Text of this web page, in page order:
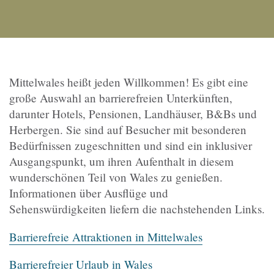
Mittelwales heißt jeden Willkommen! Es gibt eine
große Auswahl an barrierefreien Unterkünften,
darunter Hotels, Pensionen, Landhäuser, B&Bs und
Herbergen. Sie sind auf Besucher mit besonderen
Bedürfnissen zugeschnitten und sind ein inklusiver
Ausgangspunkt, um ihren Aufenthalt in diesem
wunderschönen Teil von Wales zu genießen.
Informationen über Ausflüge und
Sehenswürdigkeiten liefern die nachstehenden Links.
Barrierefreie Attraktionen in Mittelwales
Barrierefreier Urlaub in Wales